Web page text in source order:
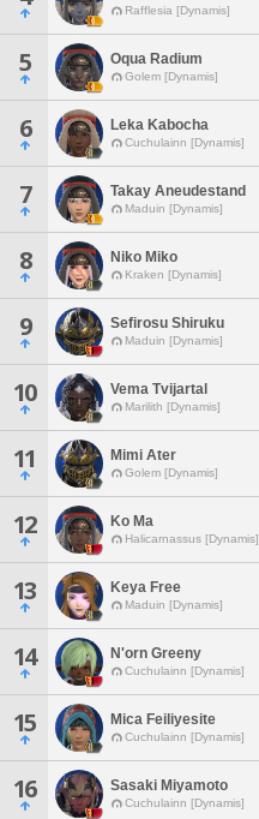
Rafflesia [Dynamis]
5 Oqua Radium
Golem [Dynamis]
6 Leka Kabocha
Cuchulainn [Dynamis]
7 Takay Aneudestand
Maduin [Dynamis]
8 Niko Miko
Kraken [Dynamis]
9 Sefirosu Shiruku
Maduin [Dynamis]
10 Vema Tvijartal
Marilith [Dynamis]
11 Mimi Ater
Golem [Dynamis]
12 Ko Ma
Halicarnassus [Dynamis]
13 Keya Free
Maduin [Dynamis]
14 N'orn Greeny
Cuchulainn [Dynamis]
15 Mica Feiliyesite
Cuchulainn [Dynamis]
16 Sasaki Miyamoto
Cuchulainn [Dynamis]